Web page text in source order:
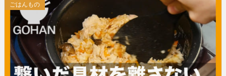
ごはんもの